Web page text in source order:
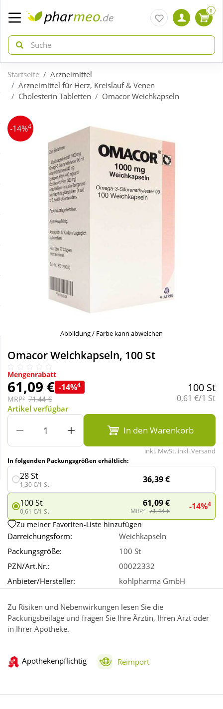
zurück
Aktuelle Coupons
Gratis dazu
Schnäppchen
zurück
Arzneimittel
Bio & Genuss
Körperpflege & Kosmetik
Liebe & Erotik
Mutter & Kind
Natur & Homöopathie
Sanitätshaus
Sport & Fitness
Wellness
0
Startseite
Arzneimittel
Arzneimittel für Herz, Kreislauf & Venen
Cholesterin Tabletten
Omacor Weichkapseln
-14%4
Abbildung / Farbe kann abweichen
Omacor Weichkapseln, 100 St
Mengenrabatt
61,09 € -14%4
MRP² 71,44 €
100 St
Grundpreis:
0,61 €/1 St
Artikel verfügbar
In den Warenkorb
inkl. MwSt. inkl. Versand
In folgenden Packungsgrößen erhältlich:
28 St
1,30 €/1 St 36,39 €
100 St
0,61 €/1 St
61,09 €
MRP² 71,44 € -14%4
Zu meiner Favoriten-Liste hinzufügen
Darreichungsform:
Weichkapseln
Packungsgröße:
100 St
PZN/Art.Nr.:
00022332
Anbieter/Hersteller:
kohlpharma GmbH
Zu Risiken und Nebenwirkungen lesen Sie die
Packungsbeilage und fragen Sie Ihre Ärztin, Ihren Arzt oder
in Ihrer Apotheke.
Apothekenpflichtig Reimport